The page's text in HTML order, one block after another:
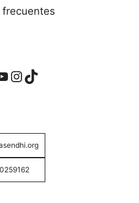
Instagram
TikTok